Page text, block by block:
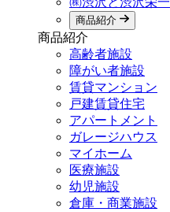
商品紹介
商品紹介
高齢者施設
障がい者施設
賃貸マンション
戸建賃貸住宅
アパートメント
ガレージハウス
マイホーム
医療施設
幼児施設
倉庫・商業施設